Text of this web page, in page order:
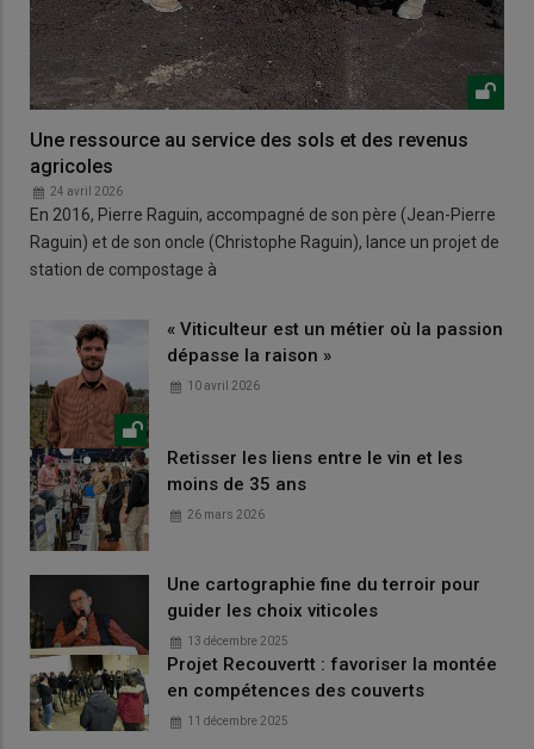
Une ressource au service des sols et des revenus
agricoles
24 avril 2026
En 2016, Pierre Raguin, accompagné de son père (Jean-Pierre
Raguin) et de son oncle (Christophe Raguin), lance un projet de
station de compostage à
« Viticulteur est un métier où la passion
dépasse la raison »
10 avril 2026
Retisser les liens entre le vin et les
moins de 35 ans
26 mars 2026
Une cartographie fine du terroir pour
guider les choix viticoles
13 décembre 2025
Projet Recouvertt : favoriser la montée
en compétences des couverts
11 décembre 2025